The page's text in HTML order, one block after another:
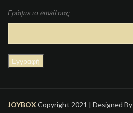
Γράψτε το email σας
JOYBOX Copyright 2021 | Designed By